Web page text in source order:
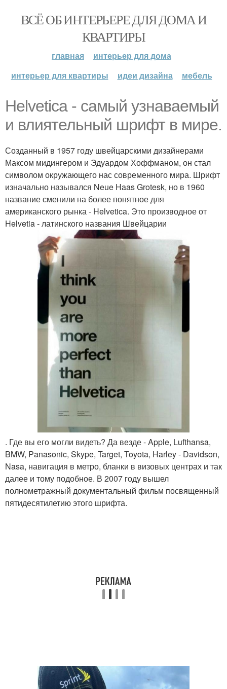
ВСЁ ОБ ИНТЕРЬЕРЕ ДЛЯ ДОМА И
КВАРТИРЫ
главная
интерьер для дома
интерьер для квартиры
идеи дизайна мебель
Helvetica - самый узнаваемый
и влиятельный шрифт в мире.
Созданный в 1957 году швейцарскими дизайнерами
Максом мидингером и Эдуардом Хоффманом, он стал
символом окружающего нас современного мира. Шрифт
изначально назывался Neue Haas Grotesk, но в 1960
название сменили на более понятное для
американского рынка - Helvetica. Это производное от
Helvetia - латинского названия Швейцарии
. Где вы его могли видеть? Да везде - Apple, Lufthansa,
BMW, Panasonic, Skype, Target, Toyota, Harley - Davidson,
Nasa, навигация в метро, бланки в визовых центрах и так
далее и тому подобное. В 2007 году вышел
полнометражный документальный фильм посвященный
пятидесятилетию этого шрифта.